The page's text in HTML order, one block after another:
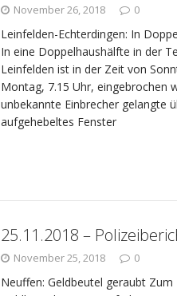
November 26, 2018 0
Leinfelden-Echterdingen: In
In eine Doppelhaushälfte in der
Leinfelden ist in der Zeit von
Montag, 7.15 Uhr, eingebrochen
unbekannte Einbrecher gelangte
aufgehebeltes Fenster
25.11.2018 –
November 25, 2018 0
Neuffen: Geldbeutel geraubt Zum